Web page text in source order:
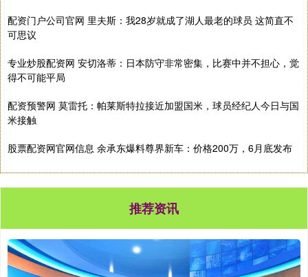
配资门户公司官网 里夫斯：我28岁就成了湖人最老的球员 这简直不
可思议
专业炒股配资网 安切洛蒂：日本防守非常密集，比赛中并不担心，觉
得不可能平局
配资预警网 莫雷托：帕莱斯特拉接近加盟国米，球员经纪人今日与国
米接触
股票配资网官网信息 余承东爆料尊界新车：价格200万，6月底发布
推荐资讯